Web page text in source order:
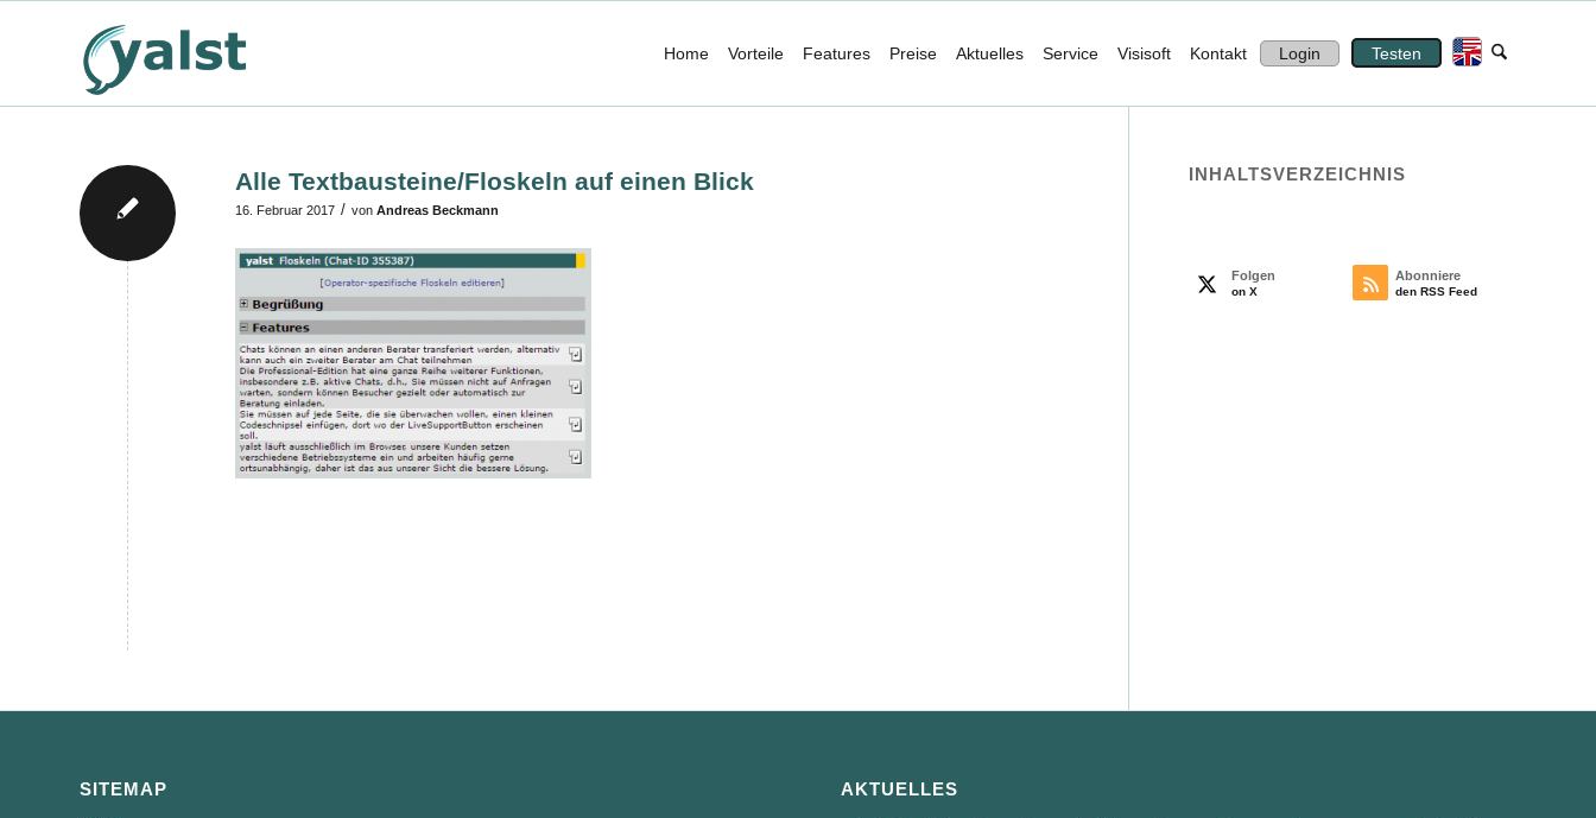
Home Vorteile Features Preise Aktuelles Service Visisoft Kontakt Login Testen
Alle Textbausteine/Floskeln auf einen Blick
16. Februar 2017 / von Andreas Beckmann
INHALTS­VERZEICHNIS
Folgen
on X
Abonniere
den RSS Feed
SITEMAP AKTUELLES